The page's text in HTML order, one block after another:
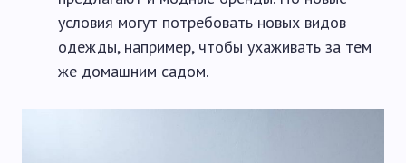
условия могут потребовать новых видов
одежды, например, чтобы ухаживать за тем
же домашним садом.